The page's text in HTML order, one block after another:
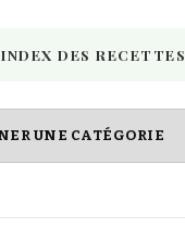
INDEX DES RECETTES